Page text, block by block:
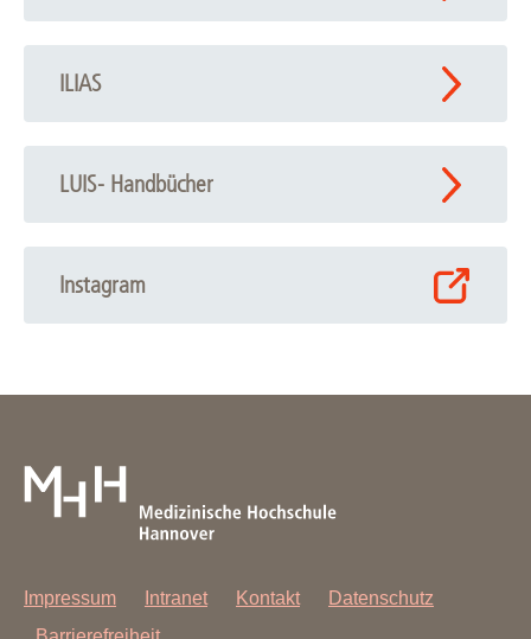
ILIAS
LUIS- Handbücher
Instagram
Impressum Intranet Kontakt
Datenschutz